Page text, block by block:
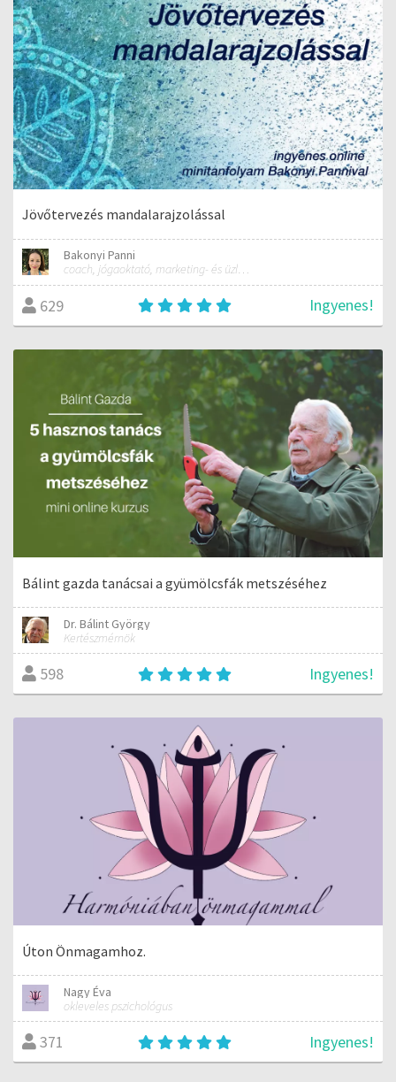
Jövőtervezés mandalarajzolással
Bakonyi Panni
coach, jógaoktató, marketing- és üzletfejlesztési tanácsadó
629 Ingyenes!
Bálint gazda tanácsai a gyümölcsfák metszéséhez
Dr. Bálint György
Kertészmérnök
598 Ingyenes!
Úton Önmagamhoz.
Nagy Éva
okleveles pszichológus
371 Ingyenes!